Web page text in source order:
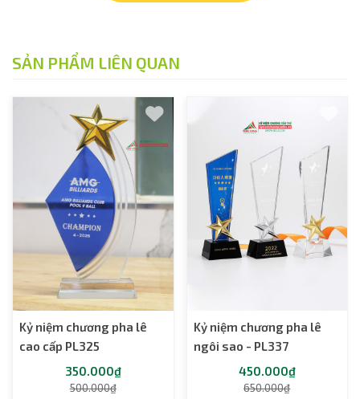
SẢN PHẨM LIÊN QUAN
Kỷ niệm chương pha lê
cao cấp PL325
350.000₫
500.000₫
Kỷ niệm chương pha lê
ngôi sao - PL337
450.000₫
650.000₫